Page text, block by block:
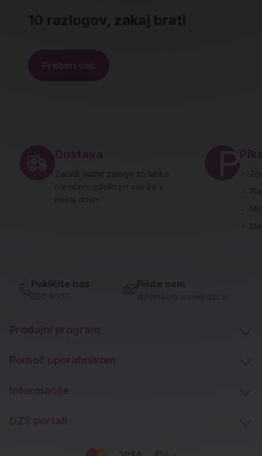
10 razlogov, zakaj brati
Preberi več
Dostava
Zaradi lastne zaloge so lahko
naročeni izdelki pri vas že v
nekaj dneh.
Pokličite nas
080 80 51
Pišite nam
spletna.trgovina@dzs.si
Prodajni program
Pomoč uporabnikom
Informacije
DZS portali